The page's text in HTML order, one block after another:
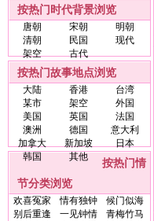
按热门时代背景浏览
唐朝 宋朝
明朝
清朝
民国
现代
架空
古代
按热门故事地点浏览
大陆 香港
台湾
某市
架空
外国
美国
英国
法国
澳洲
德国
意大利
加拿大
新加坡
日本
韩国
其他
按热门情
节分类浏览
欢喜冤家 情有独钟
候门似海
别后重逢
一见钟情
青梅竹马